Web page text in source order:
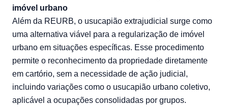
imóvel urbano
Além da REURB, o usucapião extrajudicial surge como
uma alternativa viável para a regularização de imóvel
urbano em situações específicas. Esse procedimento
permite o reconhecimento da propriedade diretamente
em cartório, sem a necessidade de ação judicial,
incluindo variações como o usucapião urbano coletivo,
aplicável a ocupações consolidadas por grupos.